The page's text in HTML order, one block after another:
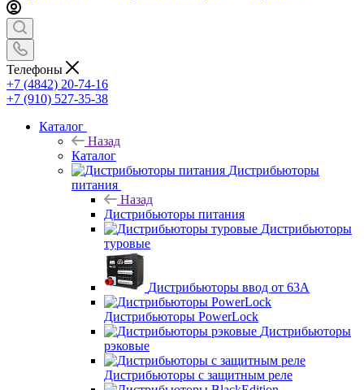
Телефоны
+7 (4842) 20-74-16
+7 (910) 527-35-38
Каталог
Назад
Каталог
Дистрибьюторы
питания
Назад
Дистрибьюторы питания
Дистрибьюторы
туровые
Дистрибьюторы ввод от 63A
Дистрибьюторы PowerLock
Дистрибьюторы
рэковые
Дистрибьюторы с защитным реле